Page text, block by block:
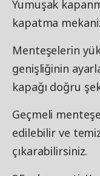
Yumuşak
kapatma
Menteşelerin
genişliğinin
kapağı doğru
Geçmeli
edilebilir ve
çıkarabilirsiniz.